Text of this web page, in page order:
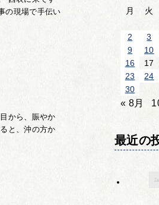
の現場で手伝い
から、賑やか
と、沖の方か
月
火
2
3
9
10
16
17
23
24
30
« 8月
最近の